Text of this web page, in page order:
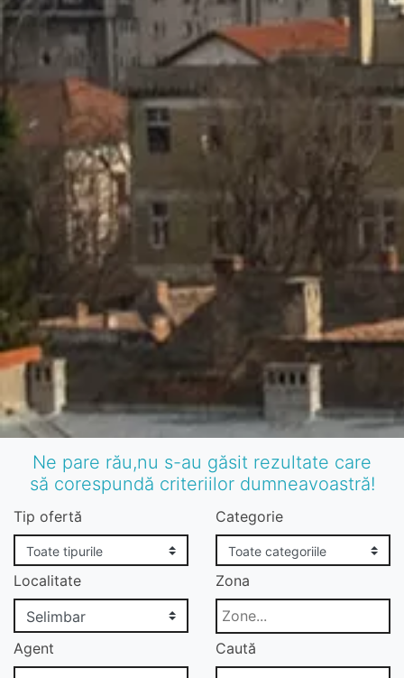
Ne pare rău,nu s-au găsit rezultate care
să corespundă criteriilor dumneavoastră!
Tip ofertă Categorie
Localitate Zona
Agent Caută